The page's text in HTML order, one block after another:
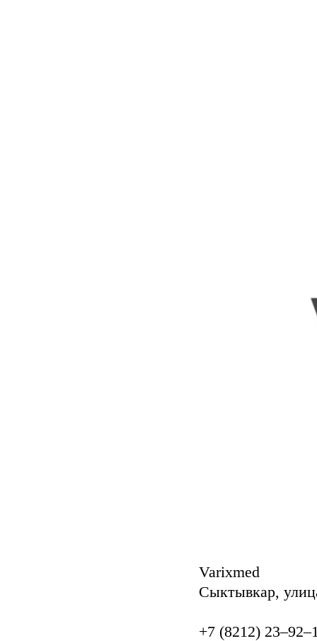
Varixmed
Сыктывкар,
+7 (8212)